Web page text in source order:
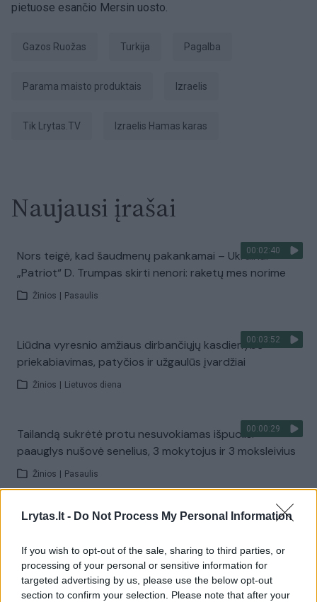
Lrytas.lt - Do Not Process My Personal Information
If you wish to opt-out of the sale, sharing to third parties, or
processing of your personal or sensitive information for
targeted advertising by us, please use the below opt-out
section to confirm your selection. Please note that after your
pietuose esančio Mersin uosto.
Gazos Ruožas Turkija pagalba
Parama maisto produktais Izraelis
tik Lrytas.TV Izraelis Hamas karas
Naujausi įrašai
00:02:40
Nors teigė, kad šaudmenų pakankamai – Ukrainai
„Patriot“ D. Trumpas skirti nenori: raketų mes norime
Žinios Pasaulis
00:03:52
Liūdna vyresnio amžiaus dirbančiųjų kasdienybė –
priekabiavimas, patyčios ir užgaulūs įvardžiai
Žinios Lietuvos diena
00:00:29
Tailandą sukrėtė protu nesuvokiamas išpuolis:
paauglys nušovė senelius, 3 mokytojus ir 3 moksleivius
Žinios Pasaulis
00:02:08
Aukštaitijos pučiamųjų orkestras Nyderlanduose
Žinios | Lietuvos diena